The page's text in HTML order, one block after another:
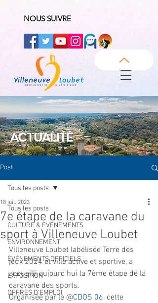
NOUS SUIVRE
ACTUALITÉ
Post
Tous les posts
CULTURE & EVENEMENTS
ENVIRONNEMENT
ÉVÉNEMENTS OFFICIELS
EXPOSITION
OFFRES D'EMPLOI
Tous les posts
7e étape de la caravane du
sport à Villeneuve Loubet
18 juil. 2023
Villeneuve Loubet labélisée Terre des
jeux 2024 et ville active et sportive, a
accueilli aujourd'hui la 7ème étape de la
caravane des sports.
Organisée par le @CDOS 06, cette